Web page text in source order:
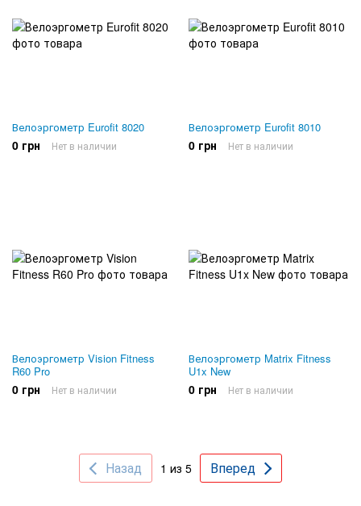
Велоэргометр Eurofit 8020
0 грн Нет в наличии
Велоэргометр Eurofit 8010
0 грн Нет в наличии
Велоэргометр Vision Fitness
R60 Pro
0 грн Нет в наличии
Велоэргометр Matrix Fitness
U1x New
0 грн Нет в наличии
Назад 1 из 5 Вперед